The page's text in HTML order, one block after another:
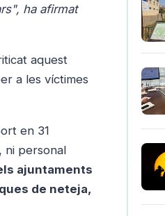
ha afirmat
aquest
a les víctimes
en 31
ni personal
ajuntaments
de neteja,